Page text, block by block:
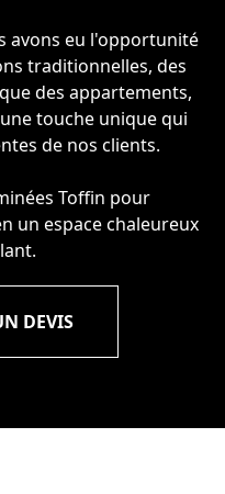
avons eu l'opportunité
traditionnelles, des
des appartements,
touche unique qui
de nos clients.
Toffin pour
un espace chaleureux
DEVIS